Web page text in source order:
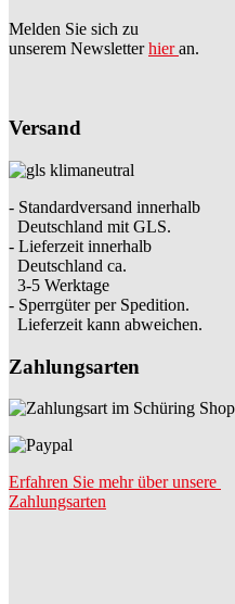
Melden Sie sich zu
unserem Newsletterhieran.
Versand
- Standardversand innerhalb
Deutschland mit GLS.
- Lieferzeit innerhalb
Deutschland ca.
3-5 Werktage
- Sperrgüter per Spedition.
Lieferzeit kann abweichen.
Zahlungsarten
Erfahren Sie mehr über unsere
Zahlungsarten